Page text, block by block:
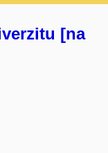
[na